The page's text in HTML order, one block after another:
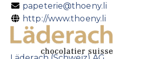
papeterie@thoeny.li
http://www.thoeny.li